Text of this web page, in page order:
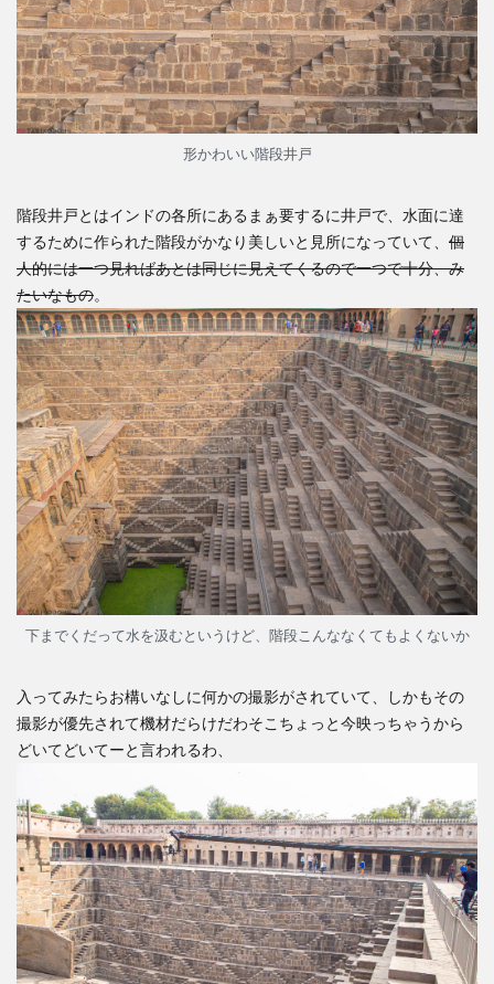
Y
子、
1人
でタ
ージ
マハ
朝食
での
一コ
5
ナン
パガ
イド
氏を
跳ね
除け
て
6
B
氏、
お前
もか
のタ
ージ
マハ
8
寝台
列車
に乗
る
形かわいい階段井戸
階段井戸とはインドの各所にあるまぁ要するに井戸で、水面に達
するために作られた階段がかなり美しいと見所になっていて、 個
人的には一つ見ればあとは同じに見えてくるので一つで十分、み
たいなもの。
下までくだって水を汲むというけど、階段こんななくてもよくないか
入ってみたらお構いなしに何かの撮影がされていて、しかもその
撮影が優先されて機材だらけだわそこちょっと今映っちゃうから
どいてどいてーと言われるわ、